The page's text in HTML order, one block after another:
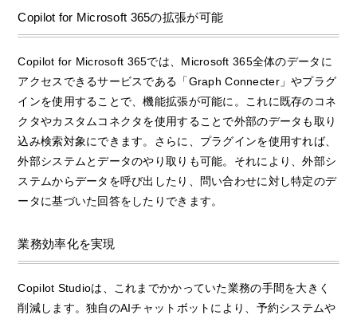
Copilot for Microsoft 365の拡張が可能
Copilot for Microsoft 365では、Microsoft 365全体のデータに
アクセスできるサービスである「Graph Connecter」やプラグ
インを使用することで、機能拡張が可能に。これに既存のコネ
クタやカスタムコネクタを使用することで外部のデータも取り
込み検索対象にできます。さらに、プラグインを使用すれば、
外部システムとデータのやり取りも可能。それにより、外部シ
ステムからデータを呼び出したり、問い合わせに対し特定のデ
ータに基づいた回答をしたりできます。
業務効率化を実現
Copilot Studioは、これまでかかっていた業務の手間を大きく
削減します。独自のAIチャットボットにより、予約システムや